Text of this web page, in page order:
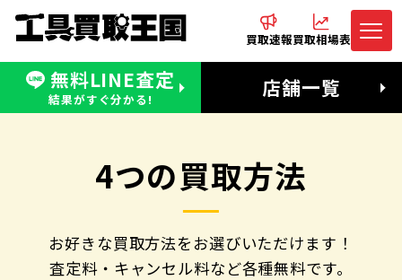
買取速報買取相場表
無料LINE査定
結果がすぐ分かる! 店舗一覧
無料LINE査定
受付：11:00〜19:00 木曜定休日
電話でお問合わせ
営業時間：11:00〜20:00
4つの買取方法
お好きな買取方法をお選びいただけます！
査定料・キャンセル料など各種無料です。